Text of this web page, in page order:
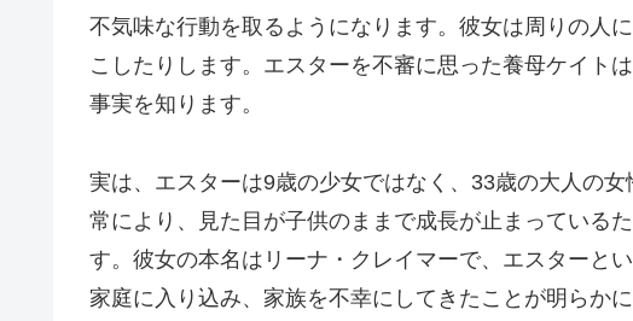
不気味な行動を取るようになります。彼女は周りの人
こしたりします。エスターを不審に思った養母ケイト
事実を知ります。
実は、エスターは9歳の少女ではなく、33歳の大人の
常により、見た目が子供のままで成長が止まっている
す。彼女の本名はリーナ・クレイマーで、エスターと
家庭に入り込み、家族を不幸にしてきたことが明らかに